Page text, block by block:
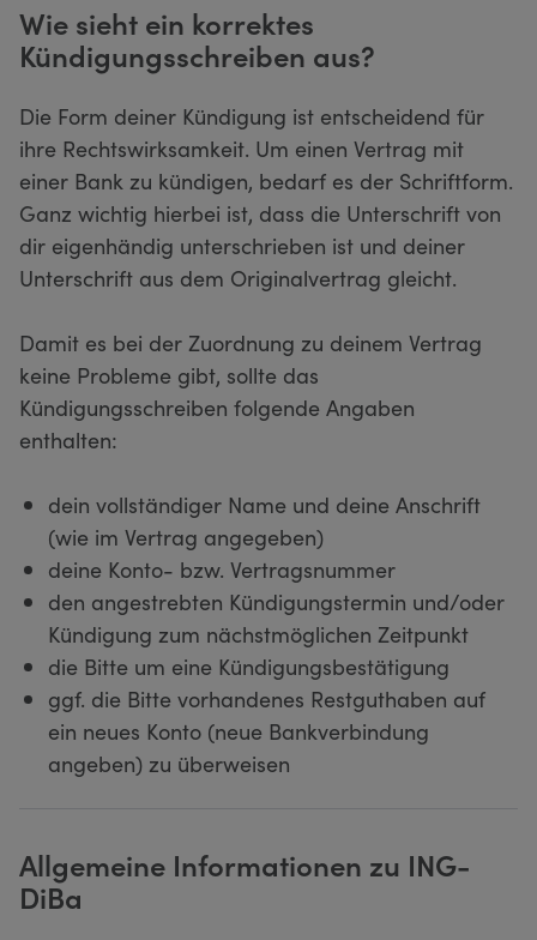
Wie sieht ein korrektes
Kündigungsschreiben aus?
Die Form deiner Kündigung ist entscheidend für
ihre Rechtswirksamkeit. Um einen Vertrag mit
einer Bank zu kündigen, bedarf es der Schriftform.
Ganz wichtig hierbei ist, dass die Unterschrift von
dir eigenhändig unterschrieben ist und deiner
Unterschrift aus dem Originalvertrag gleicht.
Damit es bei der Zuordnung zu deinem Vertrag
keine Probleme gibt, sollte das
Kündigungsschreiben folgende Angaben
enthalten:
dein vollständiger Name und deine Anschrift
(wie im Vertrag angegeben)
deine Konto- bzw. Vertragsnummer
den angestrebten Kündigungstermin und/oder
Kündigung zum nächstmöglichen Zeitpunkt
die Bitte um eine Kündigungsbestätigung
ggf. die Bitte vorhandenes Restguthaben auf
ein neues Konto (neue Bankverbindung
angeben) zu überweisen
Allgemeine Informationen zu ING-
DiBa